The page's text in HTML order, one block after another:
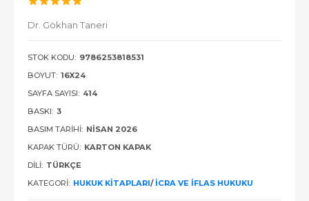
Dr. Gökhan Taneri
STOK KODU: 9786253818531
BOYUT: 16X24
SAYFA SAYISI: 414
BASKI: 3
BASIM TARIHI: NİSAN 2026
KAPAK TÜRÜ: KARTON KAPAK
DILI: TÜRKÇE
KATEGORI: HUKUK KITAPLARI/ İCRA VE İFLAS HUKUKU